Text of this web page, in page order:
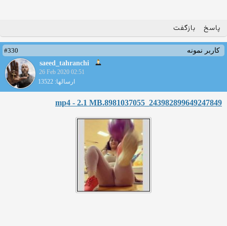
پاسخ بازگفت
کاربر نمونه
#330
saeed_tahranchi
26 Feb 2020 02:51
ارسالها: 13522
243982899649247849_8981037055.mp4 - 2.1 MB